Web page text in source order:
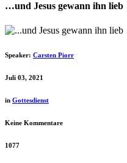
…und Jesus gewann ihn lieb
Speaker: Carsten Piorr
Juli 03, 2021
in Gottesdienst
Keine Kommentare
1077